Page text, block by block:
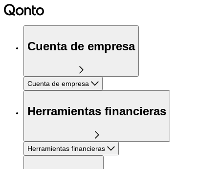
Cuenta de empresa
Cuenta de empresa
Herramientas financieras
Herramientas financieras